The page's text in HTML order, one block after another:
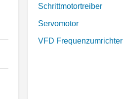
Schrittmotortreiber
Servomotor
VFD Frequenzumrichter